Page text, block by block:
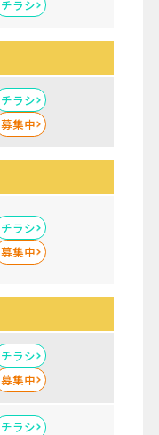
チラシ
チラシ
募集中
チラシ
募集中
チラシ
募集中
チラシ